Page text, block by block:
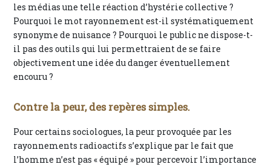
les médias une telle réaction d’hystérie collective ?
Pourquoi le mot rayonnement est-il systématiquement
synonyme de nuisance ? Pourquoi le public ne dispose-t-
il pas des outils qui lui permettraient de se faire
objectivement une idée du danger éventuellement
encouru ?
Contre la peur, des repères simples.
Pour certains sociologues, la peur provoquée par les
rayonnements radioactifs s’explique par le fait que
l’homme n’est pas « équipé » pour percevoir l’importance